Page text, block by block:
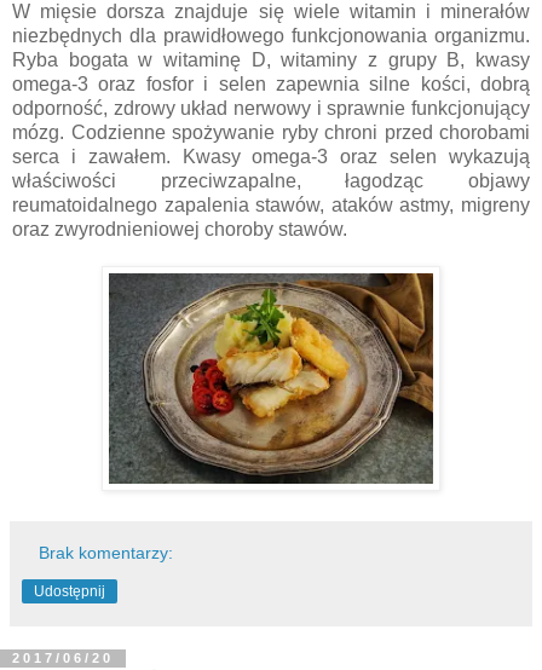
W mięsie dorsza znajduje się wiele witamin i minerałów
niezbędnych dla prawidłowego funkcjonowania organizmu.
Ryba bogata w witaminę D, witaminy z grupy B, kwasy
omega-3 oraz fosfor i selen zapewnia silne kości, dobrą
odporność, zdrowy układ nerwowy i sprawnie funkcjonujący
mózg. Codzienne spożywanie ryby chroni przed chorobami
serca i zawałem. Kwasy omega-3 oraz selen wykazują
właściwości przeciwzapalne, łagodząc objawy
reumatoidalnego zapalenia stawów, ataków astmy, migreny
oraz zwyrodnieniowej choroby stawów.
Brak komentarzy:
Udostępnij
2017/06/20